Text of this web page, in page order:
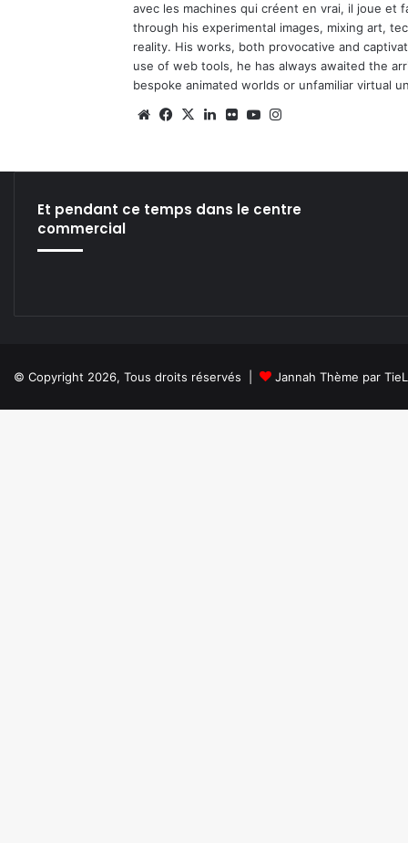
avec les machines qui créent en vrai, il joue et
through his experimental images, mixing art,
reality. His works, both provocative and
use of web tools, he has always awaited the
bespoke animated worlds or unfamiliar virtual
We Fa
X
Lin Fli Yo
Et pendant ce temps dans le centre
commercial
© Copyright 2026, Tous droits réservés | Jannah Thème par